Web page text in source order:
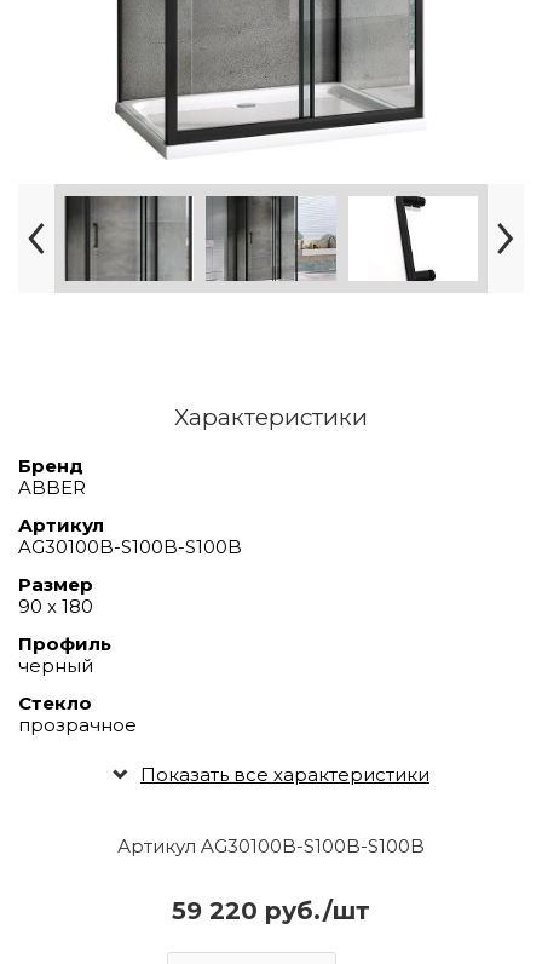
Артикул AG30100B-S100B-S100B
59 220 руб./шт
Характеристики
Бренд
ABBER
Артикул
AG30100B-S100B-S100B
Размер
90 х 180
Профиль
черный
Стекло
прозрачное
Показать все характеристики